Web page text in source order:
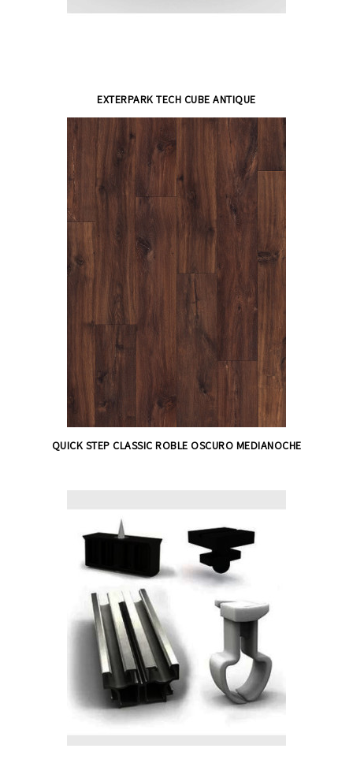
EXTERPARK TECH CUBE ANTIQUE
QUICK STEP CLASSIC ROBLE OSCURO MEDIANOCHE